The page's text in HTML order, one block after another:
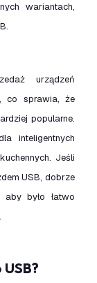
wariantach,
urządzeń
co sprawia, że
popularne.
inteligentnych
Jeśli
USB, dobrze
aby było łatwo